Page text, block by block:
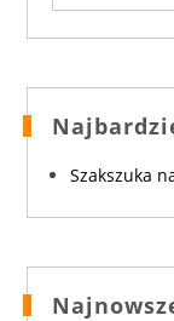
Szakszuka